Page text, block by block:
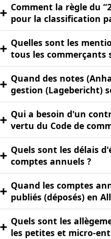
➕ Comment la règle du
pour la classification
➕ Quelles sont les
tous les commerçants
➕ Quand des notes
gestion (Lagebericht)
➕ Qui a besoin d'un
vertu du Code de
➕ Quels sont les délais
comptes annuels ?
➕ Quand les comptes
publiés (déposés) en
➕ Quels sont les
les petites et micro-